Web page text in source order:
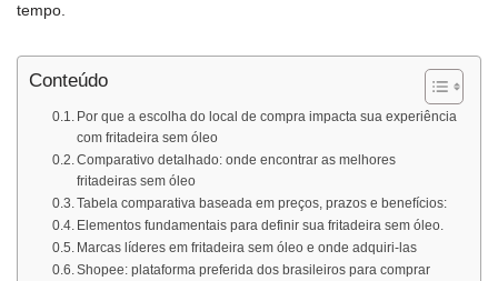
tempo.
Conteúdo
Por que a escolha do local de compra impacta sua experiência
com fritadeira sem óleo
Comparativo detalhado: onde encontrar as melhores
fritadeiras sem óleo
Tabela comparativa baseada em preços, prazos e benefícios:
Elementos fundamentais para definir sua fritadeira sem óleo.
Marcas líderes em fritadeira sem óleo e onde adquiri-las
Shopee: plataforma preferida dos brasileiros para comprar